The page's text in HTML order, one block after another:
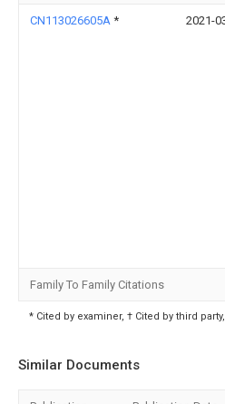
CN113026605A * 2021-
Family To Family Citations
* Cited by examiner, † Cited by third
Similar Documents